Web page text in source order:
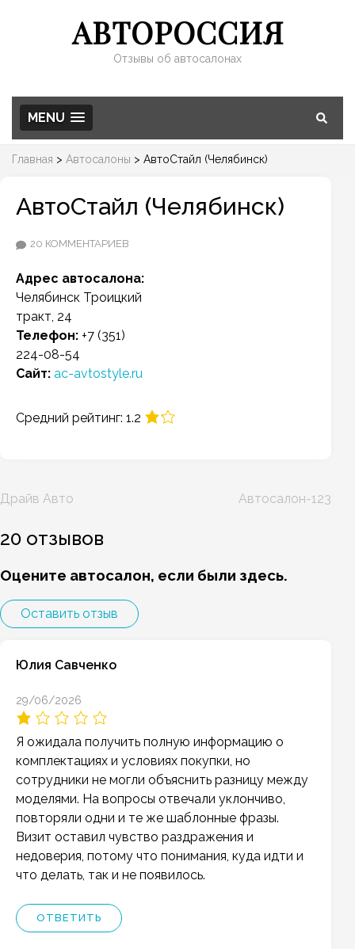
АВТОРОССИЯ
Отзывы об автосалонах
MENU
Главная > Автосалоны > АвтоСтайл (Челябинск)
АвтоСтайл (Челябинск)
20 КОММЕНТАРИЕВ
АВТОСТАЙЛ
(ЧЕЛЯБИНСК)
Адрес автосалона:
Челябинск Троицкий
тракт, 24
Телефон: +7 (351)
224-08-54
Сайт: ac-avtostyle.ru
Средний рейтинг: 1.2
Навигация
записям
Драйв Авто Автосалон-123
20 отзывов
Оцените автосалон, если были здесь.
Оставить отзыв
Юлия Савченко
29/06/2026
Я ожидала получить полную информацию о
комплектациях и условиях покупки, но
сотрудники не могли объяснить разницу между
моделями. На вопросы отвечали уклончиво,
повторяли одни и те же шаблонные фразы.
Визит оставил чувство раздражения и
недоверия, потому что понимания, куда идти и
что делать, так и не появилось.
ОТВЕТИТЬ